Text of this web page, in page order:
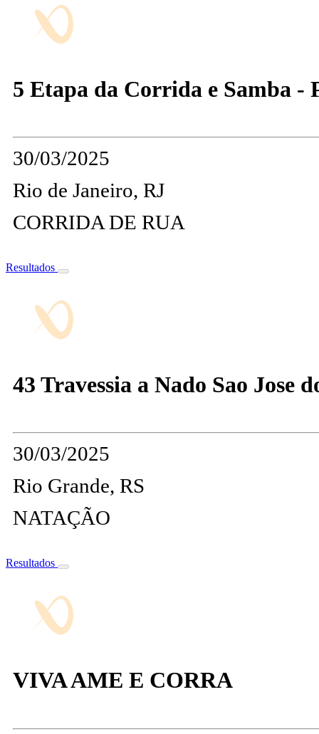
5 Etapa da Corrida e Samba -
30/03/2025
Rio de Janeiro, RJ
CORRIDA DE RUA
Resultados
43 Travessia a Nado Sao Jose
30/03/2025
Rio Grande, RS
NATAÇÃO
Resultados
VIVA AME E CORRA